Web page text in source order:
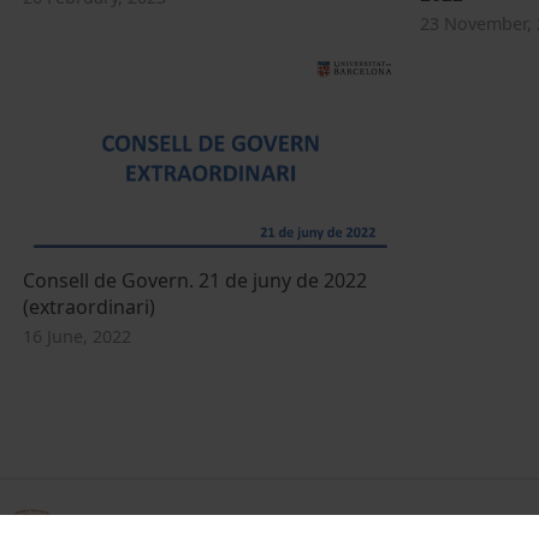
23 November,
Consell de Govern. 21 de juny de 2022
(extraordinari)
16 June, 2022